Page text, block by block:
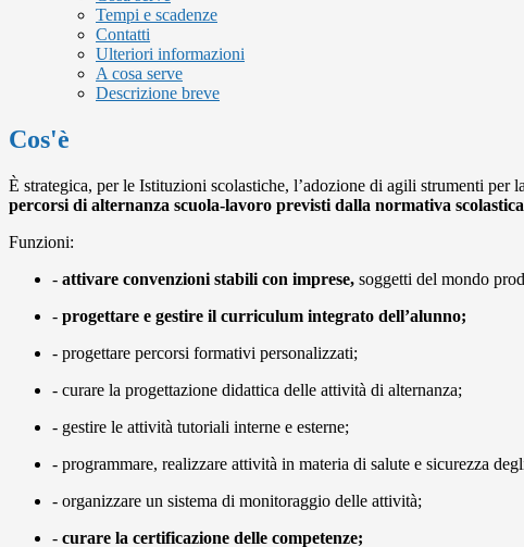
Tempi e scadenze
Contatti
Ulteriori informazioni
A cosa serve
Descrizione breve
Cos'è
È strategica, per le Istituzioni scolastiche, l’adozione di agili strumenti
percorsi di alternanza scuola-lavoro previsti dalla normativa
Funzioni:
- attivare convenzioni stabili con imprese, soggetti del mondo
- progettare e gestire il curriculum integrato dell’alunno;
- progettare percorsi formativi personalizzati;
- curare la progettazione didattica delle attività di alternanza;
- gestire le attività tutoriali interne e esterne;
- programmare, realizzare attività in materia di salute e sicurezza
- organizzare un sistema di monitoraggio delle attività;
- curare la certificazione delle competenze;